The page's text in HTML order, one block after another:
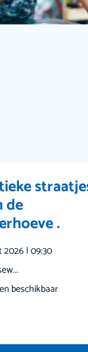
de
.
2026 | 09:30
beschikbaar